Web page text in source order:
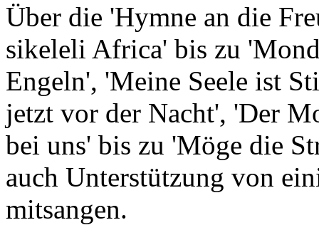
Über die 'Hymne an die
sikeleli Africa' bis zu
Engeln', 'Meine Seele ist
jetzt vor der Nacht', 'Der
bei uns' bis zu 'Möge die
auch Unterstützung von
mitsangen.